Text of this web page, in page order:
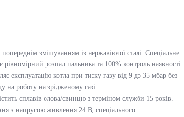
змішуванням із нержавіючої сталі. Спеціальне
рівномірний розпал пальника та 100% контроль наявності
експлуатацію котла при тиску газу від 9 до 35 мбар без
на роботу на зрідженому газі
сплавів олова/свинцю з терміном служби 15 років.
з напругою живлення 24 В, спеціального